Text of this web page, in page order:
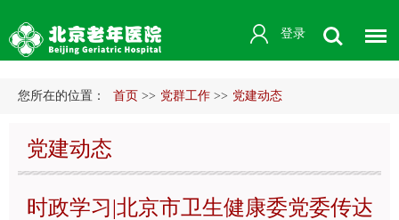
登录
您所在的位置： 首页 >> 党群工作 >> 党建动态
党建动态
时政学习|北京市卫生健康委党委传达